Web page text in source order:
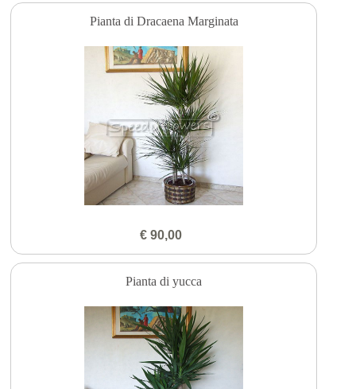
Pianta di Dracaena Marginata
€ 90,00
Pianta di yucca